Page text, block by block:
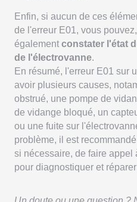
Enfin, si aucun de ces
de l'erreur E01, vous
également constater l'état
de l'électrovanne.
En résumé, l'erreur E01 sur
avoir plusieurs causes,
obstrué, une pompe de
de vidange bloqué, un
ou une fuite sur
problème, il est
si nécessaire, de faire appel
pour diagnostiquer et